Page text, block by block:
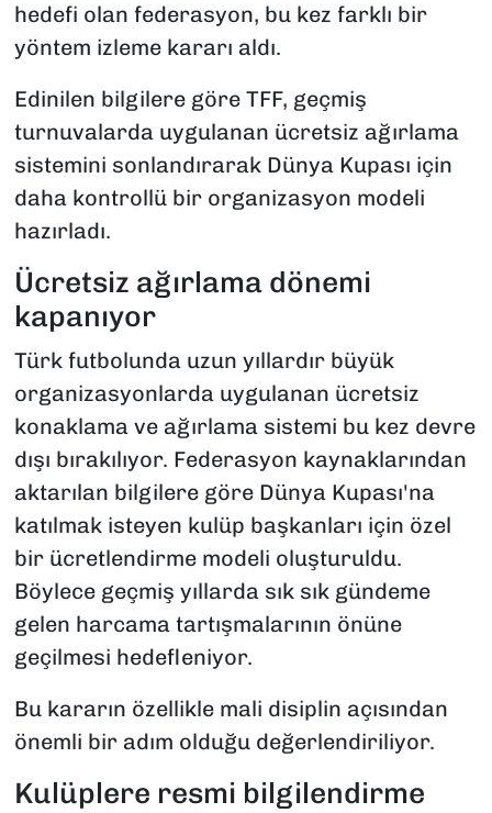
hedefi olan federasyon, bu kez farklı bir
yöntem izleme kararı aldı.
Edinilen bilgilere göre TFF, geçmiş
turnuvalarda uygulanan ücretsiz ağırlama
sistemini sonlandırarak Dünya Kupası için
daha kontrollü bir organizasyon modeli
hazırladı.
Ücretsiz ağırlama dönemi
kapanıyor
Türk futbolunda uzun yıllardır büyük
organizasyonlarda uygulanan ücretsiz
konaklama ve ağırlama sistemi bu kez devre
dışı bırakılıyor. Federasyon kaynaklarından
aktarılan bilgilere göre Dünya Kupası'na
katılmak isteyen kulüp başkanları için özel
bir ücretlendirme modeli oluşturuldu.
Böylece geçmiş yıllarda sık sık gündeme
gelen harcama tartışmalarının önüne
geçilmesi hedefleniyor.
Bu kararın özellikle mali disiplin açısından
önemli bir adım olduğu değerlendiriliyor.
Kulüplere resmi bilgilendirme